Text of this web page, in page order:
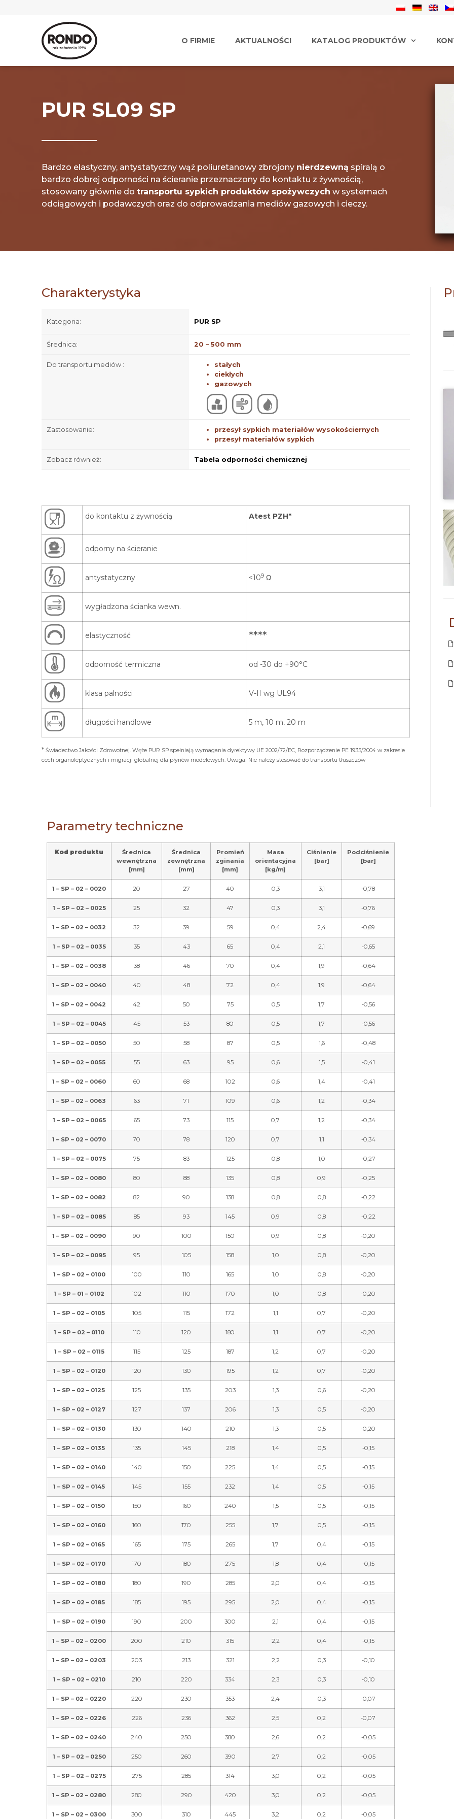
O FIRMIE AKTUALNOŚCI KATALOG PRODUKTÓW
PUR SL09 SP
Bardzo elastyczny, antystatyczny wąż poliuretanowy zbrojony nierdzewną spiralą o
bardzo dobrej odporności na ścieranie przeznaczony do kontaktu z żywnością,
stosowany głównie do transportu sypkich produktów spożywczych w systemach
odciągowych i podawczych oraz do odprowadzania mediów gazowych i cieczy.
Charakterystyka
Kategoria: PUR SP
Średnica: 20 – 500 mm
Do transportu mediów :
stałych
ciekłych
gazowych
Zastosowanie:
przesył sypkich materiałów wysokościernych
przesył materiałów sypkich
Zobacz również: Tabela odporności chemicznej
do kontaktu z żywnością Atest PZH*
odporny na ścieranie
antystatyczny <109 Ω
wygładzona ścianka wewn.
elastyczność ****
odporność termiczna od -30 do +90°C
klasa palności V-II wg UL94
długości handlowe 5 m, 10 m, 20 m
* Świadectwo Jakości Zdrowotnej. Węże PUR SP spełniają wymagania dyrektywy UE 2002/72/EC, Rozporządzenie PE 1935/2004 w zakresie
cech organoleptycznych i migracji globalnej dla płynów modelowych. Uwaga! Nie należy stosować do transportu tłuszczów
Parametry techniczne
Kod produktu
Średnica
wewnętrzna
[mm]
Średnica
zewnętrzna
[mm]
Promień
zginania
[mm]
Masa
orientacyjna
[kg/m]
Ciśnienie
[bar]
Podciśnienie
[bar]
1 – SP – 02 – 0020 20 27 40 0,3 3,1 -0,78
1 – SP – 02 – 0025 25 32 47 0,3 3,1 -0,76
1 – SP – 02 – 0032 32 39 59 0,4 2,4 -0,69
1 – SP – 02 – 0035 35 43 65 0,4 2,1 -0,65
1 – SP – 02 – 0038 38 46 70 0,4 1,9 -0,64
1 – SP – 02 – 0040 40 48 72 0,4 1,9 -0,64
1 – SP – 02 – 0042 42 50 75 0,5 1,7 -0,56
1 – SP – 02 – 0045 45 53 80 0,5 1,7 -0,56
1 – SP – 02 – 0050 50 58 87 0,5 1,6 -0,48
1 – SP – 02 – 0055 55 63 95 0,6 1,5 -0,41
1 – SP – 02 – 0060 60 68 102 0,6 1,4 -0,41
1 – SP – 02 – 0063 63 71 109 0,6 1,2 -0,34
1 – SP – 02 – 0065 65 73 115 0,7 1,2 -0,34
1 – SP – 02 – 0070 70 78 120 0,7 1,1 -0,34
1 – SP – 02 – 0075 75 83 125 0,8 1,0 -0,27
1 – SP – 02 – 0080 80 88 135 0,8 0,9 -0,25
1 – SP – 02 – 0082 82 90 138 0,8 0,8 -0,22
1 – SP – 02 – 0085 85 93 145 0,9 0,8 -0,22
1 – SP – 02 – 0090 90 100 150 0,9 0,8 -0,20
1 – SP – 02 – 0095 95 105 158 1,0 0,8 -0,20
1 – SP – 02 – 0100 100 110 165 1,0 0,8 -0,20
1 – SP – 01 – 0102 102 110 170 1,0 0,8 -0,20
1 – SP – 02 – 0105 105 115 172 1,1 0,7 -0,20
1 – SP – 02 – 0110 110 120 180 1,1 0,7 -0,20
1 – SP – 02 – 0115 115 125 187 1,2 0,7 -0,20
1 – SP – 02 – 0120 120 130 195 1,2 0,7 -0,20
1 – SP – 02 – 0125 125 135 203 1,3 0,6 -0,20
1 – SP – 02 – 0127 127 137 206 1,3 0,5 -0,20
1 – SP – 02 – 0130 130 140 210 1,3 0,5 -0,20
1 – SP – 02 – 0135 135 145 218 1,4 0,5 -0,15
1 – SP – 02 – 0140 140 150 225 1,4 0,5 -0,15
1 – SP – 02 – 0145 145 155 232 1,4 0,5 -0,15
1 – SP – 02 – 0150 150 160 240 1,5 0,5 -0,15
1 – SP – 02 – 0160 160 170 255 1,7 0,5 -0,15
1 – SP – 02 – 0165 165 175 265 1,7 0,4 -0,15
1 – SP – 02 – 0170 170 180 275 1,8 0,4 -0,15
1 – SP – 02 – 0180 180 190 285 2,0 0,4 -0,15
1 – SP – 02 – 0185 185 195 295 2,0 0,4 -0,15
1 – SP – 02 – 0190 190 200 300 2,1 0,4 -0,15
1 – SP – 02 – 0200 200 210 315 2,2 0,4 -0,15
1 – SP – 02 – 0203 203 213 321 2,2 0,3 -0,10
1 – SP – 02 – 0210 210 220 334 2,3 0,3 -0,10
1 – SP – 02 – 0220 220 230 353 2,4 0,3 -0,07
1 – SP – 02 – 0226 226 236 362 2,5 0,2 -0,07
1 – SP – 02 – 0240 240 250 380 2,6 0,2 -0,05
1 – SP – 02 – 0250 250 260 390 2,7 0,2 -0,05
1 – SP – 02 – 0275 275 285 314 3,0 0,2 -0,05
1 – SP – 02 – 0280 280 290 420 3,0 0,2 -0,05
1 – SP – 02 – 0300 300 310 445 3,2 0,2 -0,05